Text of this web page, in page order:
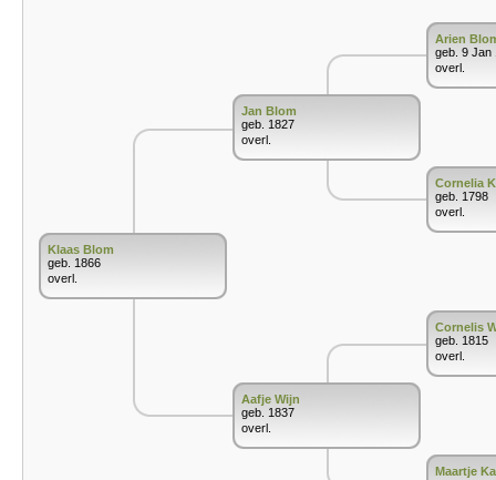
Klaas Blom
geb. 1866
overl.
Jan Blom
geb. 1827
overl.
Aafje Wijn
geb. 1837
overl.
Arien
geb. 9 Jan
overl.
Cornelia
geb. 1798
overl.
Cornelis
geb. 1815
overl.
Maartje